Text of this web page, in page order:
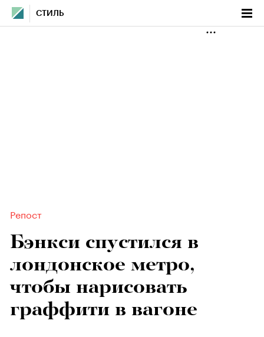
СТИЛЬ
Репост
Бэнкси спустился в
лондонское метро,
чтобы нарисовать
граффити в вагоне